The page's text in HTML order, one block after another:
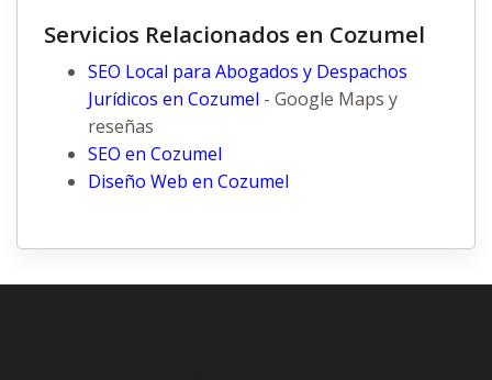
Servicios Relacionados en Cozumel
SEO Local para Abogados y Despachos
Jurídicos en Cozumel - Google Maps y
reseñas
SEO en Cozumel
Diseño Web en Cozumel